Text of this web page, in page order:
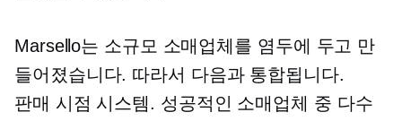
Marsello는 소규모 소매업체를 염두에 두고 만
들어졌습니다. 따라서 다음과 통합됩니다.
판매 시점 시스템. 성공적인 소매업체 중 다수